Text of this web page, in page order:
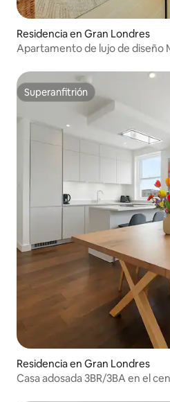
Residencia en Gran Londres
Apartamento de lujo de diseño
Superanfitrión
Superanfitrión
Residencia en Gran Londres
Casa adosada 3BR/3BA en el